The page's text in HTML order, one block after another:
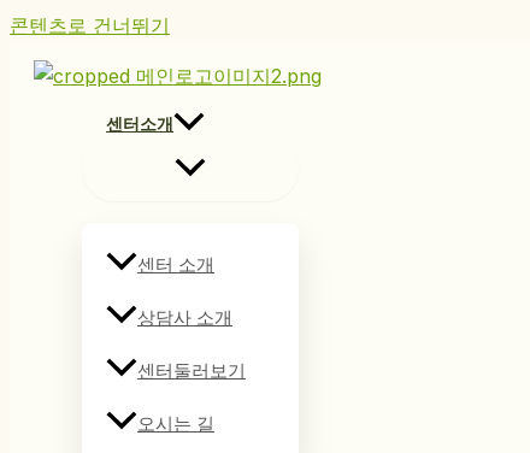
콘텐츠로 건너뛰기
센터소개
센터 소개
상담사 소개
센터둘러보기
오시는 길